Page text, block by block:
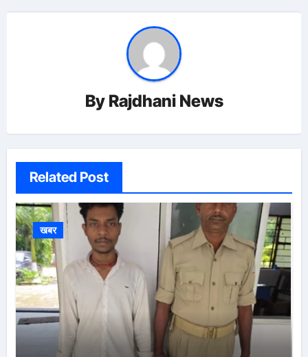
By Rajdhani News
Related Post
खबर